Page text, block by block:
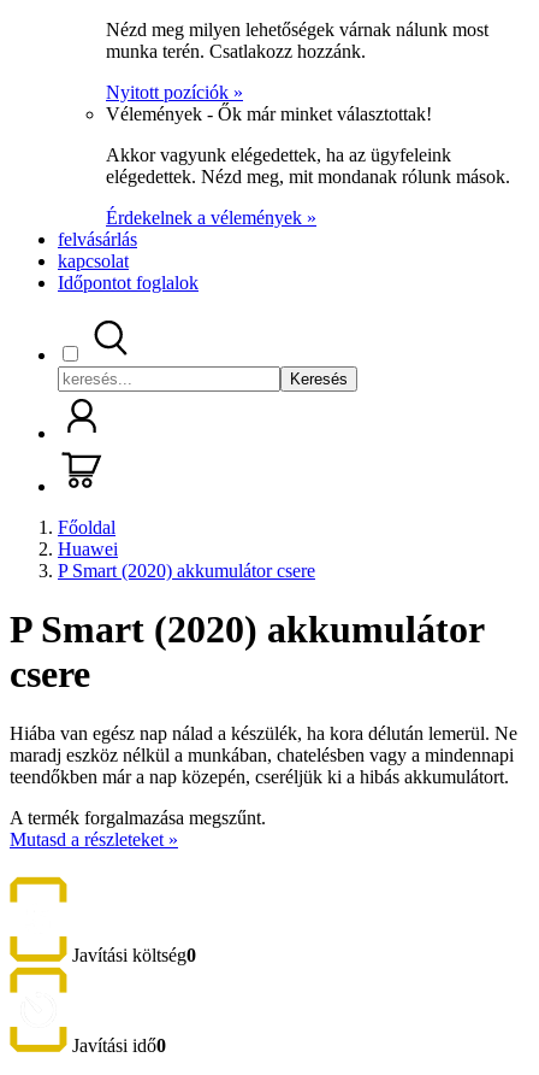
Nézd meg milyen lehetőségek várnak nálunk most
munka terén. Csatlakozz hozzánk.
Nyitott pozíciók »
Vélemények - Ők már minket választottak!
Akkor vagyunk elégedettek, ha az ügyfeleink
elégedettek. Nézd meg, mit mondanak rólunk mások.
Érdekelnek a vélemények »
felvásárlás
kapcsolat
Időpontot foglalok
Keresés
Főoldal
Huawei
P Smart (2020) akkumulátor csere
P Smart (2020) akkumulátor
csere
Hiába van egész nap nálad a készülék, ha kora délután lemerül. Ne
maradj eszköz nélkül a munkában, chatelésben vagy a mindennapi
teendőkben már a nap közepén, cseréljük ki a hibás akkumulátort.
A termék forgalmazása megszűnt.
Mutasd a részleteket »
Javítási költség0
Javítási idő0